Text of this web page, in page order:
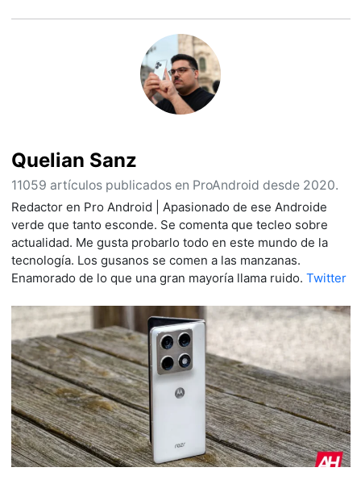
Quelian Sanz
11059 artículos publicados en ProAndroid desde 2020.
Redactor en Pro Android | Apasionado de ese Androide
verde que tanto esconde. Se comenta que tecleo sobre
actualidad. Me gusta probarlo todo en este mundo de la
tecnología. Los gusanos se comen a las manzanas.
Enamorado de lo que una gran mayoría llama ruido. Twitter